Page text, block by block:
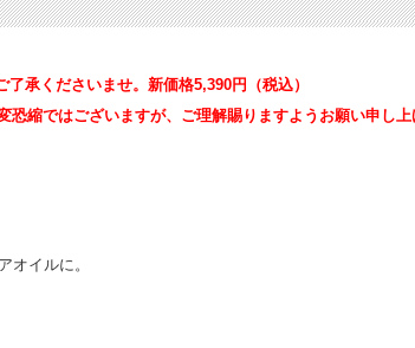
承くださいませ。新価格5,390円（税込）
縮ではございますが、ご理解賜りますようお願い申し上
オイルに。